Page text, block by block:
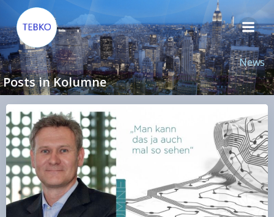
Inhalt
springen
News
Posts in Kolumne